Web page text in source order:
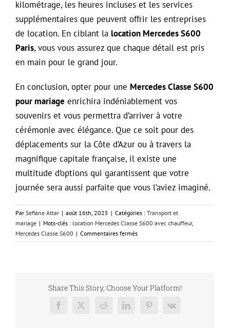
kilométrage, les heures incluses et les services
supplémentaires que peuvent offrir les entreprises
de location. En ciblant la location Mercedes S600
Paris, vous vous assurez que chaque détail est pris
en main pour le grand jour.
En conclusion, opter pour une Mercedes Classe S600
pour mariage enrichira indéniablement vos
souvenirs et vous permettra d’arriver à votre
cérémonie avec élégance. Que ce soit pour des
déplacements sur la Côte d’Azur ou à travers la
magnifique capitale française, il existe une
multitude d’options qui garantissent que votre
journée sera aussi parfaite que vous l’aviez imaginé.
Par Sefiane Attar | août 16th, 2025 | Catégories : Transport et
mariage | Mots-clés : location Mercedes Classe S600 avec chauffeur,
Mercedes Classe S600 | Commentaires ferméssur
Louer
S600
Share This Story, Choose Your Platform!
Facebook
X RedditLinkedInPinterest
Vk